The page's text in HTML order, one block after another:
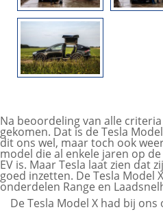
Na beoordeling van alle
gekomen. Dat is de Tesla
dit ons wel, maar toch ook
model die al enkele jaren op
EV is. Maar Tesla laat zien dat
goed inzetten. De Tesla Model
onderdelen Range en
De Tesla Model X had bij